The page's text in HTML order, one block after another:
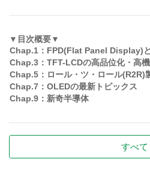
▼目次概要▼
Chap.1：FPD(Flat Panel Display)
Chap.3：TFT-LCDの高品位化・高
Chap.5： ロール・ツ・ロール
Chap.7： OLEDの最新トピックス
Chap.9：新奇半導体
すべて